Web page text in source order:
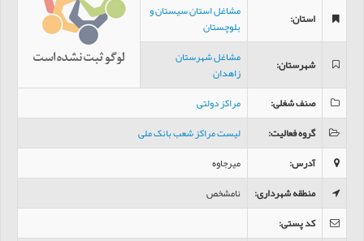
استان:
مشاغل استان سیستان و
بلوچستان
شهرستان:
مشاغل شهرستان
زاهدان
صنف شغلی:
مراکز دولتی
گروه فعالیت:
لیست مراکز شعب بانک ملی
آدرس:
ميرجاوه
منطقه شهرداری:
نامشخص
کد پستی: